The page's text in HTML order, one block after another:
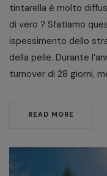
tintarella è molto
di vero ? Sfatiamo
ispessimento dello
della pelle. Durante
turnover di 28 giorni,
READ MORE